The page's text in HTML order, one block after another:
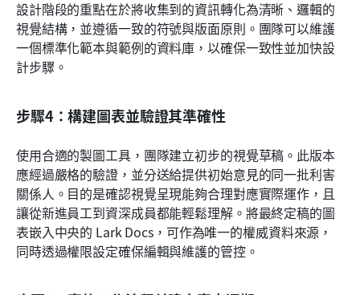
設計階段的重點在於將收集到的資訊轉化為清晰、邏輯的
視覺結構，並遵循一致的符號與版面原則。團隊可以維護
一個標準化範本與範例的資料庫，以確保一致性並加快設
計步驟。
步驟4：構建圖表並驗證其準確性
使用合適的製圖工具，團隊建立初步的視覺草稿。此版本
應經過嚴格的驗證，並分送給提供初始意見的同一批利害
關係人。目的是確認視覺呈現能夠合理對應實際運作，且
讓從新進員工到資深成員都能輕鬆理解。將最終定稿的圖
表嵌入中央的 Lark Docs，可作為唯一的權威資料來源，
同時透過權限設定確保編輯與維護的管控。